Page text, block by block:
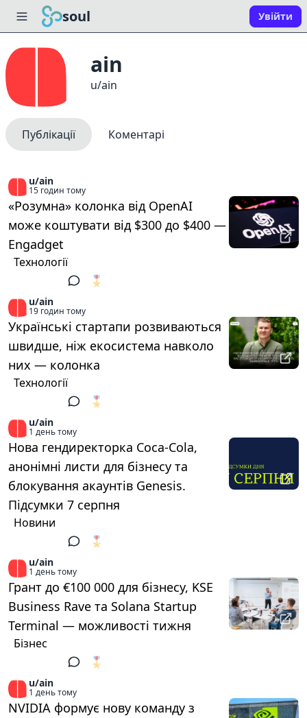
soul Увійти
ain
u/ain
Публікації Коментарі
u/ain
15 годин тому
«Розумна» колонка від OpenAI
може коштувати від $300 до $400 —
Engadget
Технології
🎖️
u/ain
19 годин тому
Українські стартапи розвиваються
швидше, ніж екосистема навколо
них — колонка
Технології
🎖️
u/ain
1 день тому
Нова гендиректорка Coca-Cola,
анонімні листи для бізнесу та
блокування акаунтів Genesis.
Підсумки 7 серпня
Новини
🎖️
u/ain
1 день тому
Грант до €100 000 для бізнесу, KSE
Business Rave та Solana Startup
Terminal — можливості тижня
Бізнес
🎖️
u/ain
1 день тому
NVIDIA формує нову команду з